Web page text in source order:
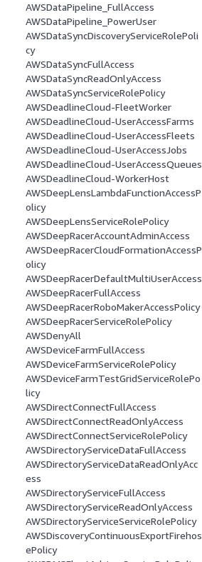
AWSDataPipeline_FullAccess
AWSDataPipeline_PowerUser
AWSDataSyncDiscoveryServiceRolePoli
cy
AWSDataSyncFullAccess
AWSDataSyncReadOnlyAccess
AWSDataSyncServiceRolePolicy
AWSDeadlineCloud-FleetWorker
AWSDeadlineCloud-UserAccessFarms
AWSDeadlineCloud-UserAccessFleets
AWSDeadlineCloud-UserAccessJobs
AWSDeadlineCloud-UserAccessQueues
AWSDeadlineCloud-WorkerHost
AWSDeepLensLambdaFunctionAccessP
olicy
AWSDeepLensServiceRolePolicy
AWSDeepRacerAccountAdminAccess
AWSDeepRacerCloudFormationAccessP
olicy
AWSDeepRacerDefaultMultiUserAccess
AWSDeepRacerFullAccess
AWSDeepRacerRoboMakerAccessPolicy
AWSDeepRacerServiceRolePolicy
AWSDenyAll
AWSDeviceFarmFullAccess
AWSDeviceFarmServiceRolePolicy
AWSDeviceFarmTestGridServiceRolePo
licy
AWSDirectConnectFullAccess
AWSDirectConnectReadOnlyAccess
AWSDirectConnectServiceRolePolicy
AWSDirectoryServiceDataFullAccess
AWSDirectoryServiceDataReadOnlyAcc
ess
AWSDirectoryServiceFullAccess
AWSDirectoryServiceReadOnlyAccess
AWSDirectoryServiceServiceRolePolicy
AWSDiscoveryContinuousExportFirehos
ePolicy